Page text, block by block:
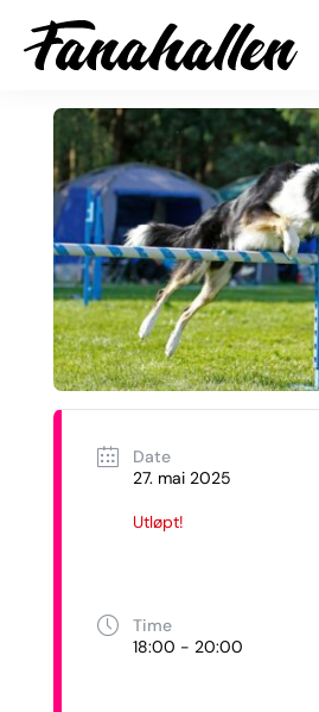
Skip
Tjenester
Kalender
Kontakt oss
Min Side
Date
27. mai 2025
Utløpt!
Time
18:00 - 20:00